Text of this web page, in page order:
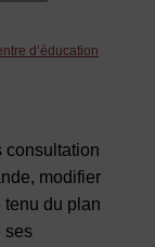
d’éducation
consultation
modifier
tenu du plan
ses